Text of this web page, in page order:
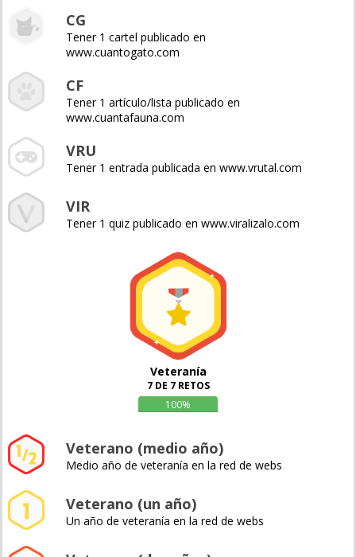
CG
Tener 1 cartel publicado en
www.cuantogato.com
CF
Tener 1 artículo/lista publicado en
www.cuantafauna.com
VRU
Tener 1 entrada publicada en www.vrutal.com
VIR
Tener 1 quiz publicado en www.viralizalo.com
Veteranía
7 DE 7 RETOS
100%
Veterano (medio año)
Medio año de veteranía en la red de webs
Veterano (un año)
Un año de veteranía en la red de webs